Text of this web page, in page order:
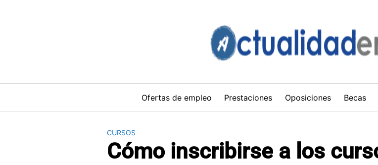
Ofertas de empleo Prestaciones Oposiciones Becas
CURSOS
Cómo inscribirse a los